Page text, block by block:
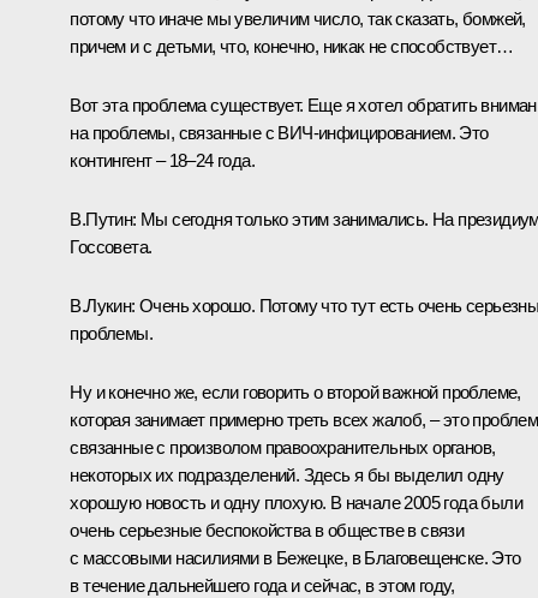
потому что иначе мы увеличим число, так сказать, бомжей,
причем и с детьми, что, конечно, никак не способствует…
Вот эта проблема существует. Еще я хотел обратить
на проблемы, связанные с ВИЧ-инфицированием. Это
контингент – 18–24 года.
В.Путин: Мы сегодня только этим занимались. На
Госсовета.
В.Лукин: Очень хорошо. Потому что тут есть очень
проблемы.
Ну и конечно же, если говорить о второй важной проблеме,
которая занимает примерно треть всех жалоб, – это
связанные с произволом правоохранительных органов,
некоторых их подразделений. Здесь я бы выделил одну
хорошую новость и одну плохую. В начале 2005 года были
очень серьезные беспокойства в обществе в связи
с массовыми насилиями в Бежецке, в Благовещенске. Это
в течение дальнейшего года и сейчас, в этом году,